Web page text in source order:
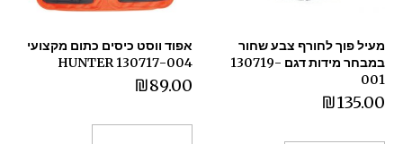
מעיל פוך לחורף צבע שחור
במבחר מידות דגם 130719-
001
₪135.00
אפוד ווסט כיסים כתום מקצועי
130717-004 HUNTER
₪89.00